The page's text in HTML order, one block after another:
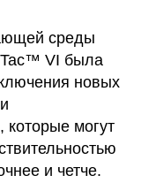
среды
VI была
новых
которые могут
и четче.